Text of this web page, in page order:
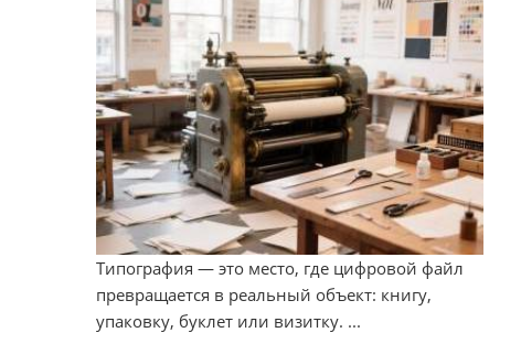
Типография — это место, где цифровой файл
превращается в реальный объект: книгу,
упаковку, буклет или визитку. ...